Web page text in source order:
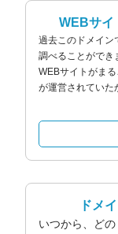
WEBサイ
過去このドメイン
調べることができ
WEBサイトがま
が運営されていた
ドメ
いつから、ど